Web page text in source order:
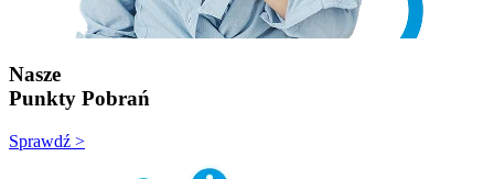
Nasze
Punkty Pobrań
Sprawdź >